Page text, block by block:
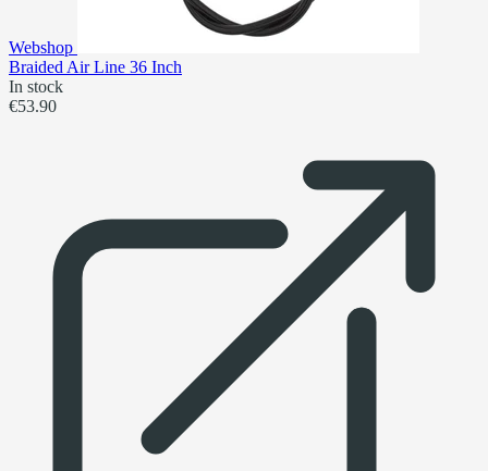
Webshop
Braided Air Line 36 Inch
In stock
€53.90